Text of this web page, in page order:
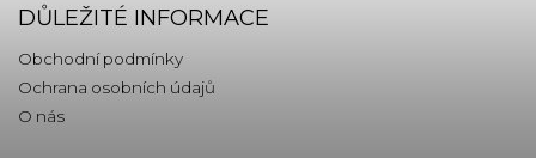
DŮLEŽITÉ INFORMACE
Obchodní podmínky
Ochrana osobních údajů
O nás